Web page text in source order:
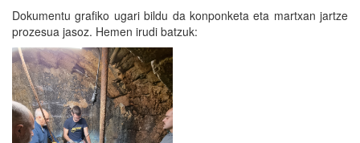
Dokumentu grafiko ugari bildu da konponketa eta martxan jartze
prozesua jasoz. Hemen irudi batzuk: